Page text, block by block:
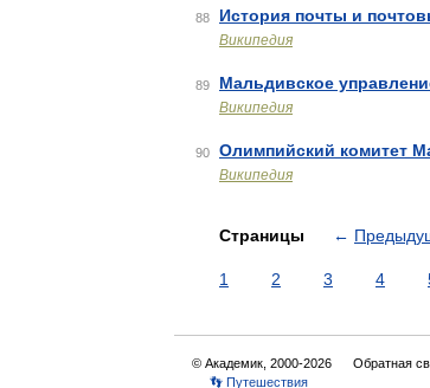
88 История почты и
Википедия
89 Мальдивское
Википедия
90 Олимпийский комитет
Википедия
Страницы ←
1 2 3 4
© Академик, 2000-2026 Обратная
👣 Путешествия